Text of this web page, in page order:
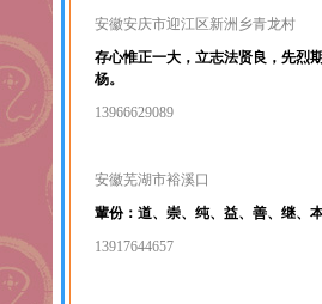
安徽安庆市迎江区新洲乡青龙村
存心惟正一大，立志法贤良，先烈
杨。
13966629089
安徽芜湖市裕溪口
輩份：道、崇、纯、益、善、继、
13917644657